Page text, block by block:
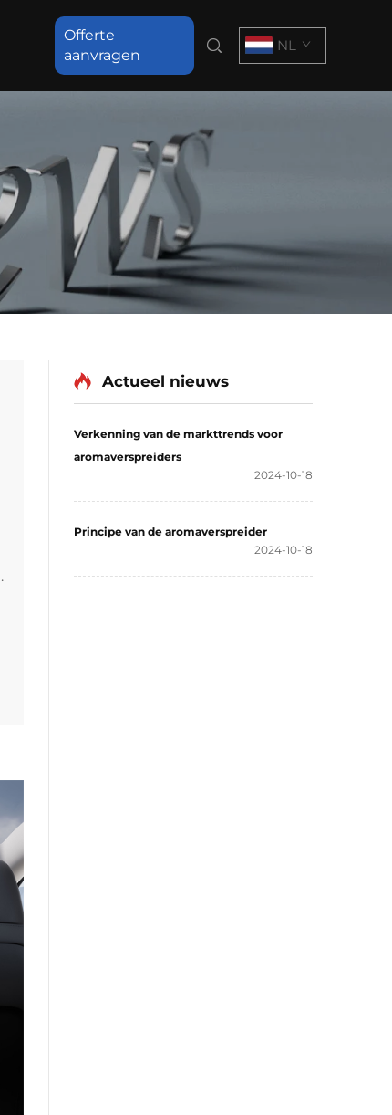
Offerte
aanvragen
NL
Actueel nieuws
Verkenning van de markttrends voor
aromaverspreiders
2024-10-18
Principe van de aromaverspreider
2024-10-18